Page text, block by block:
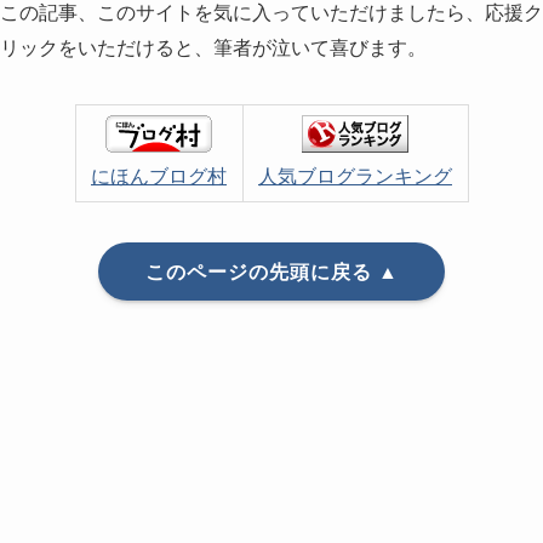
この記事、このサイトを気に入っていただけましたら、応援ク
リックをいただけると、筆者が泣いて喜びます。
にほんブログ村 人気ブログランキング
このページの先頭に戻る ▲